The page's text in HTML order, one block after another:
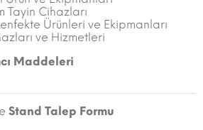
Tayin Cihazları
Ürünleri ve Ekipmanları
ve Hizmetleri
Maddeleri
Stand Talep Formu